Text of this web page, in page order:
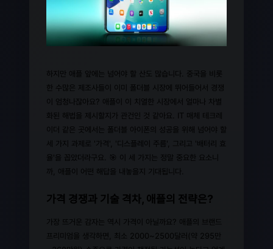
하지만 애플 앞에는 넘어야 할 산도 많습니다. 중국을 비롯
한 수많은 제조사들이 이미 폴더블 시장에 뛰어들어서 경쟁
이 엄청나잖아요? 애플이 이 치열한 시장에서 얼마나 차별
화된 해법을 제시할지가 관건인 것 같아요. IT 매체 테크레
이더 같은 곳에서는 폴더블 아이폰의 성공을 위해 넘어야 할
세 가지 과제로 '가격', '디스플레이 주름', 그리고 '배터리 효
율'을 꼽았더라구요. 🎯 이 세 가지는 정말 중요한 요소니
까, 애플이 어떤 해답을 내놓을지 기대됩니다.
가격 경쟁과 기술 격차, 애플의 전략은?
가장 뜨거운 감자는 역시 가격이 아닐까요? 애플의 브랜드
프리미엄을 생각하면, 최소 2000~2500달러(약 295만